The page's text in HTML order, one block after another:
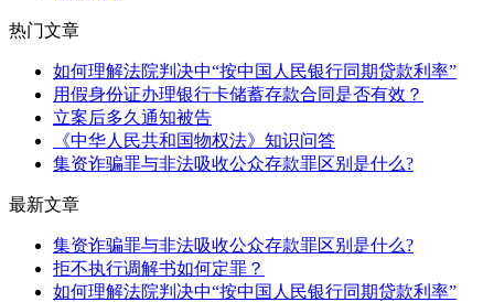
热门文章
如何理解法院判决中“按中国人民银行同期贷款利率”
用假身份证办理银行卡储蓄存款合同是否有效？
立案后多久通知被告
《中华人民共和国物权法》知识问答
集资诈骗罪与非法吸收公众存款罪区别是什么?
最新文章
集资诈骗罪与非法吸收公众存款罪区别是什么?
拒不执行调解书如何定罪？
如何理解法院判决中“按中国人民银行同期贷款利率”